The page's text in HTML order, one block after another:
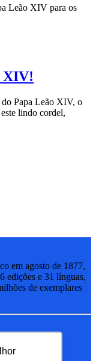
Leão XIV para os
XIV!
Papa Leão XIV, o
lindo cordel,
em agosto de 1877,
edições e 31 línguas,
de exemplares